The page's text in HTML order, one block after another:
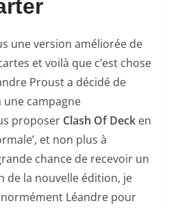
une version améliorée de
et voilà que c’est chose
Proust a décidé de
campagne
proposer Clash Of Deck en
et non plus à
chance de recevoir un
de la nouvelle édition, je
Léandre pour